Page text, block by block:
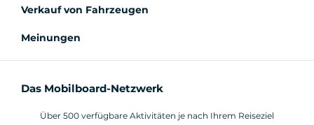
Verkauf von Fahrzeugen
Meinungen
Das Mobilboard-Netzwerk
Über 500 verfügbare Aktivitäten je nach Ihrem Reiseziel